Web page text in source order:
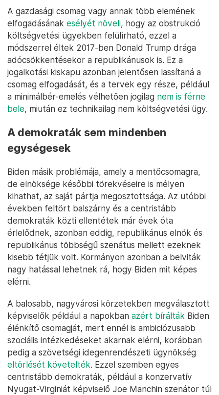
A gazdasági csomag vagy annak több elemének
elfogadásának esélyét növeli, hogy az obstrukció
költségvetési ügyekben felülírható, ezzel a
módszerrel éltek 2017-ben Donald Trump drága
adócsökkentésekor a republikánusok is. Ez a
jogalkotási kiskapu azonban jelentősen lassítaná a
csomag elfogadását, és a tervek egy része, például
a minimálbér-emelés vélhetően jogilag nem is férne
bele, miután ez technikailag nem költségvetési ügy.
A demokraták sem mindenben
egységesek
Biden másik problémája, amely a mentőcsomagra,
de elnöksége későbbi törekvéseire is mélyen
kihathat, az saját pártja megosztottsága. Az utóbbi
években feltört balszárny és a centristább
demokraták közti ellentétek már évek óta
érlelődnek, azonban eddig, republikánus elnök és
republikánus többségű szenátus mellett ezeknek
kisebb tétjük volt. Kormányon azonban a belviták
nagy hatással lehetnek rá, hogy Biden mit képes
elérni.
A balosabb, nagyvárosi körzetekben megválasztott
képviselők például a napokban azért bírálták Biden
élénkítő csomagját, mert ennél is ambiciózusabb
szociális intézkedéseket akarnak elérni, korábban
pedig a szövetségi idegenrendészeti ügynökség
eltörlését követelték. Ezzel szemben egyes
centristább demokraták, például a konzervatív
Nyugat-Virginiát képviselő Joe Manchin szenátor túl